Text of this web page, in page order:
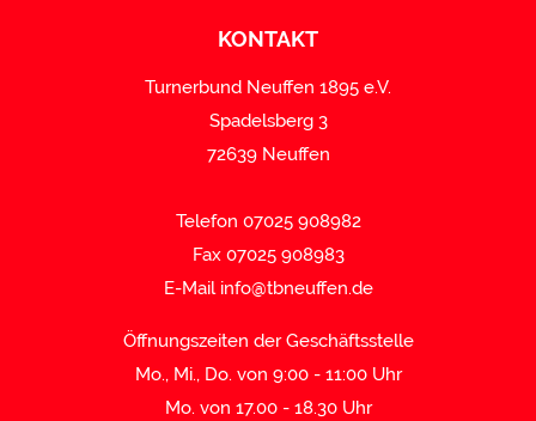
KONTAKT
Turnerbund Neuffen 1895 e.V.
Spadelsberg 3
72639 Neuffen
Telefon 07025 908982
Fax 07025 908983
E-Mail info@tbneuffen.de
Öffnungszeiten der Geschäftsstelle
Mo., Mi., Do. von 9:00 - 11:00 Uhr
Mo. von 17.00 - 18.30 Uhr